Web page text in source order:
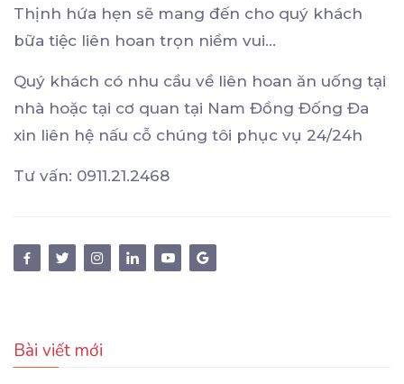
Thịnh hứa hẹn sẽ mang đến cho quý khách
bữa tiệc liên hoan trọn niềm vui…
Quý khách có nhu cầu về liên hoan ăn uống tại
nhà hoặc tại cơ quan tại Nam Đồng Đống Đa
xin liên hệ nấu cỗ chúng tôi phục vụ 24/24h
Tư vấn: 0911.21.2468
Bài viết mới